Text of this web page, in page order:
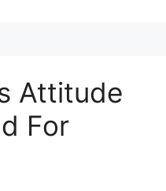
Attitude
For